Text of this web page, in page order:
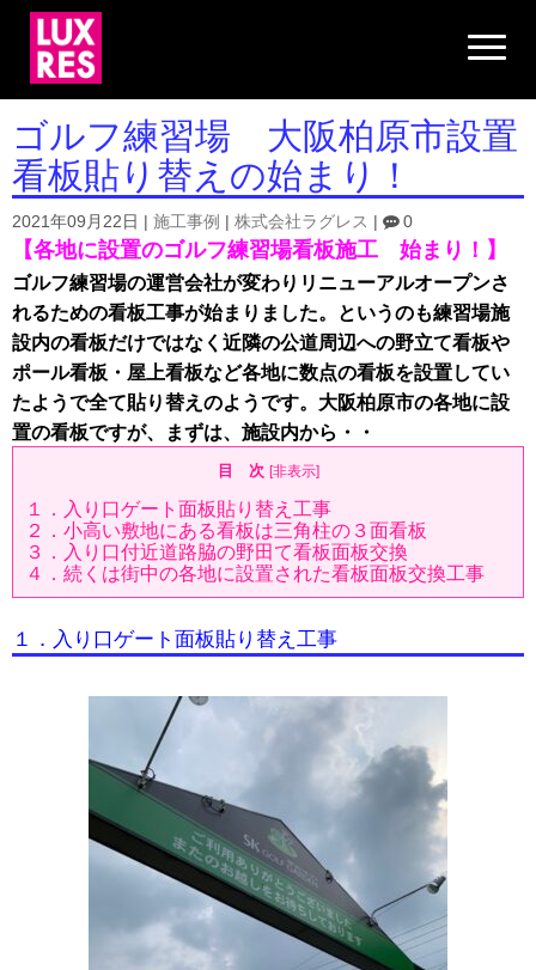
N
a
i
g
a
t
o
ゴルフ練習場 大阪柏原市設置
看板貼り替えの始まり！
2021年09月22日 施工事例 株式会社ラグレス 0
【各地に設置のゴルフ練習場看板施工 始まり！】
ゴルフ練習場の運営会社が変わりリニューアルオープンさ
れるための看板工事が始まりました。というのも練習場施
設内の看板だけではなく近隣の公道周辺への野立て看板や
ポール看板・屋上看板など各地に数点の看板を設置してい
たようで全て貼り替えのようです。大阪柏原市の各地に設
置の看板ですが、まずは、施設内から・・
目 次 [非表示]
１．入り口ゲート面板貼り替え工事
２．小高い敷地にある看板は三角柱の３面看板
３．入り口付近道路脇の野田て看板面板交換
４．続くは街中の各地に設置された看板面板交換工事
１．入り口ゲート面板貼り替え工事